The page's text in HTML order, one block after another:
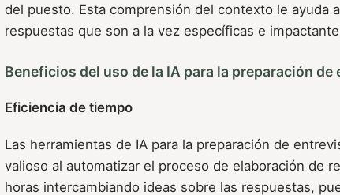
del puesto. Esta comprensión del contexto le ayuda
respuestas que son a la vez específicas e
Beneficios del uso de la IA para la preparación de
Eficiencia de tiempo
Las herramientas de IA para la preparación de
valioso al automatizar el proceso de elaboración de
horas intercambiando ideas sobre las respuestas,